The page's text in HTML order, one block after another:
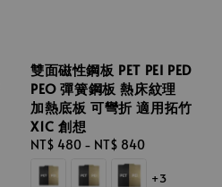
雙面磁性鋼板 PET PEI PED
PEO 彈簧鋼板 熱床紋理
加熱底板 可彎折 適用拓竹
X1C 創想
Regular
price
NT$ 480 - NT$ 840
+3